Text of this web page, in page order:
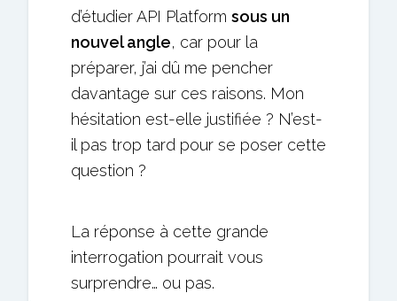
d’étudier API Platform sous un
nouvel angle, car pour la
préparer, j’ai dû me pencher
davantage sur ces raisons. Mon
hésitation est-elle justifiée ? N’est-
il pas trop tard pour se poser cette
question ?
La réponse à cette grande
interrogation pourrait vous
surprendre… ou pas.